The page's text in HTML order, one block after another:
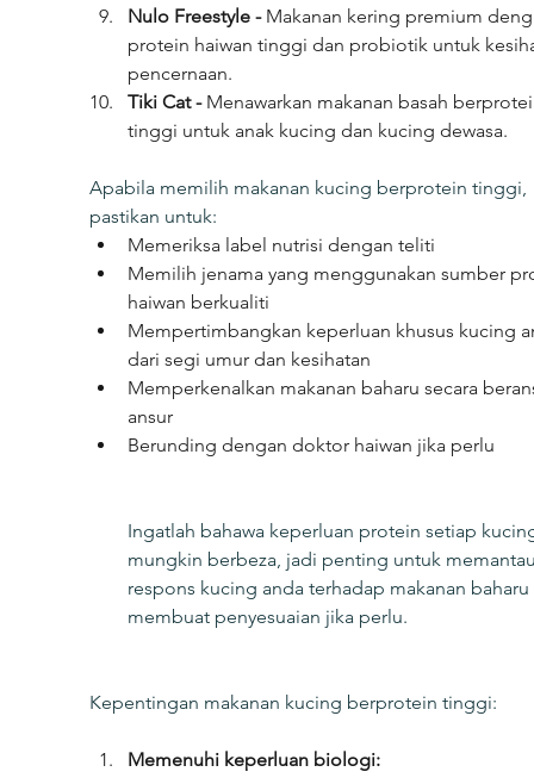
Nulo Freestyle - Makanan kering premium
protein haiwan tinggi dan probiotik untuk
pencernaan.
Tiki Cat - Menawarkan makanan basah
tinggi untuk anak kucing dan kucing dewasa.
Apabila memilih makanan kucing berprotein tinggi,
pastikan untuk:
Memeriksa label nutrisi dengan teliti
Memilih jenama yang menggunakan sumber
haiwan berkualiti
Mempertimbangkan keperluan khusus kucing
dari segi umur dan kesihatan
Memperkenalkan makanan baharu secara
ansur
Berunding dengan doktor haiwan jika perlu
Ingatlah bahawa keperluan protein setiap
mungkin berbeza, jadi penting untuk
respons kucing anda terhadap makanan
membuat penyesuaian jika perlu.
Kepentingan makanan kucing berprotein tinggi:
Memenuhi keperluan biologi: